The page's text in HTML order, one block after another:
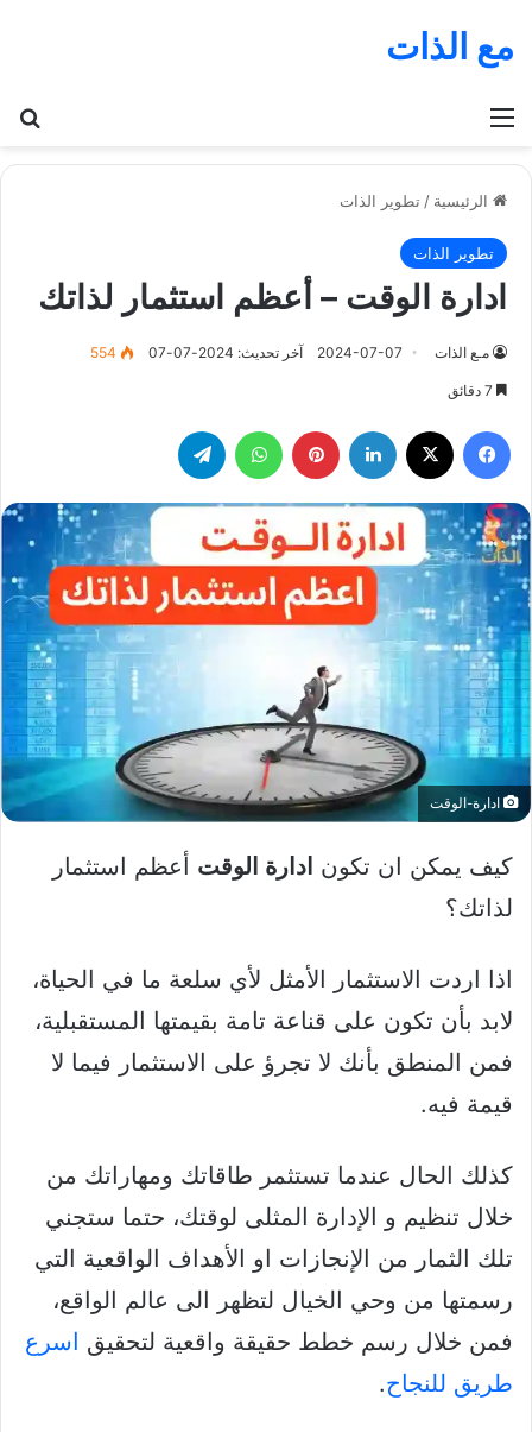
مع الذات
القائمة
الرئيسية / تطوير الذات
تطوير الذات
ادارة الوقت – أعظم استثمار لذاتك
مـع الذات 2024-07-07 آخر تحديث: 2024-07-07 554
فيسبوك لينكدإن بينتيريست واتساب
ادارة-الوقت
كيف يمكن ان تكون ادارة الوقت أعظم استثمار
لذاتك؟
اذا اردت الاستثمار الأمثل لأي سلعة ما في الحياة،
لابد بأن تكون على قناعة تامة بقيمتها المستقبلية،
فمن المنطق بأنك لا تجرؤ على الاستثمار فيما لا
قيمة فيه.
كذلك الحال عندما تستثمر طاقاتك ومهاراتك من
خلال تنظيم و الإدارة المثلى لوقتك، حتما ستجني
تلك الثمار من الإنجازات او الأهداف الواقعية التي
رسمتها من وحي الخيال لتظهر الى عالم الواقع،
فمن خلال رسم خطط حقيقة واقعية لتحقيق اسرع
طريق للنجاح.